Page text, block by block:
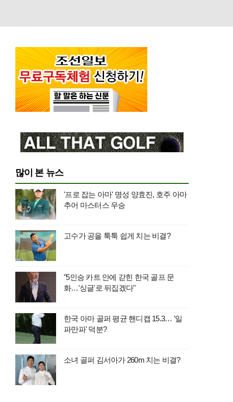
많이 본 뉴스
'프로 잡는 아마' 명성 양효진, 호주 아마
추어 마스터스 우승
고수가 공을 툭툭 쉽게 치는 비결?
"5인승 카트 안에 갇힌 한국 골프 문
화…'싱글'로 뒤집겠다"
한국 아마 골퍼 평균 핸디캡 15.3… '일
파만파' 덕분?
소녀 골퍼 김서아가 260m 치는 비결?